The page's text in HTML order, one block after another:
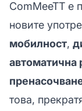
ComMeeTT е
новите
мобилност,
автоматична
това,